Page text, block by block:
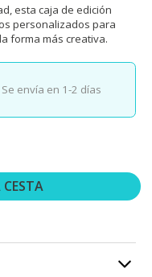
esta caja de edición
personalizados para
forma más creativa.
Se envía en 1-2 días